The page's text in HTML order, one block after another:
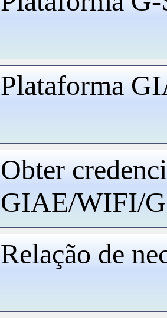
Plataforma
Obter
GIAE/WIFI/
Relação de